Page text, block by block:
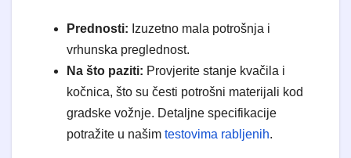
Prednosti: Izuzetno mala potrošnja i
vrhunska preglednost.
Na što paziti: Provjerite stanje kvačila i
kočnica, što su česti potrošni materijali kod
gradske vožnje. Detaljne specifikacije
potražite u našim testovima rabljenih.